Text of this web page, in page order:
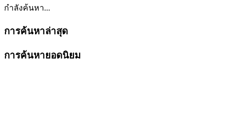
กำลังค้นหา...
การค้นหาล่าสุด
การค้นหายอดนิยม